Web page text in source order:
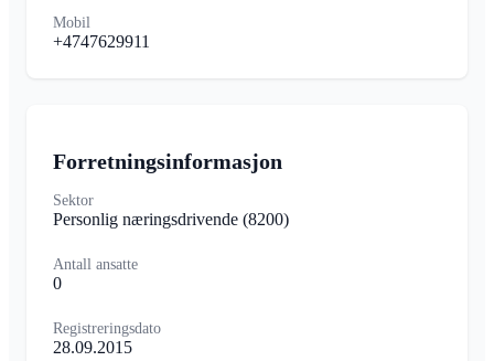
Mobil
+4747629911
Forretningsinformasjon
Sektor
Personlig næringsdrivende (8200)
Antall ansatte
0
Registreringsdato
28.09.2015